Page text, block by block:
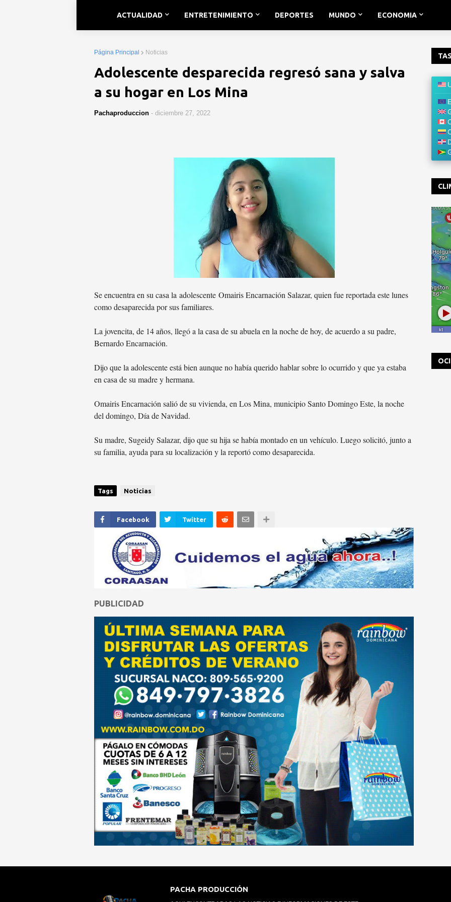
ACTUALIDAD ENTRETENIMIENTO DEPORTES MUNDO ECONOMIA
Página Principal Noticias
Adolescente desparecida regresó sana y salva
a su hogar en Los Mina
Pachaproduccion - diciembre 27, 2022
Se encuentra en su casa la adolescente Omairis Encarnación Salazar, quien fue reportada este lunes
como desaparecida por sus familiares.
La jovencita, de 14 años, llegó a la casa de su abuela en la noche de hoy, de acuerdo a su padre,
Bernardo Encarnación.
Dijo que la adolescente está bien aunque no había querido hablar sobre lo ocurrido y que ya estaba
en casa de su madre y hermana.
Omairis Encarnación salió de su vivienda, en Los Mina, municipio Santo Domingo Este, la noche
del domingo, Día de Navidad.
Su madre, Sugeidy Salazar, dijo que su hija se había montado en un vehículo. Luego solicitó, junto a
su familia, ayuda para su localización y la reportó como desaparecida.
Tags Noticias
Facebook Twitter
PUBLICIDAD
PACHA PRODUCCIÓN